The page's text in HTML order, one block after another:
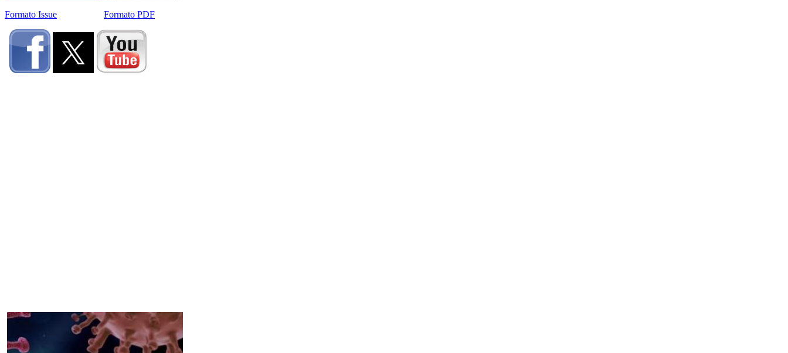
Formato Issue Formato PDF